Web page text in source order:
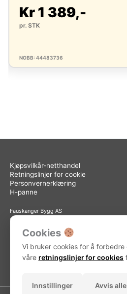
Kr 1 389,-
pr. STK
NOBB: 44483736
Kjøpsvilkår-netthandel
Retningslinjer for cookie
Personvernerklæring
H-panne
Fauskanger Bygg AS
Org.nr: 936 558 585
Sted: Askøy
Adresse: Storebotn 15, 5309 Kleppestø
Telefon: 56 15 15 30
E-post: info@fauskanger.byggern.no
Cookies
Vi bruker cookies for å forbedre
våre retningslinjer for cookies
Innstillinger Avvis alle